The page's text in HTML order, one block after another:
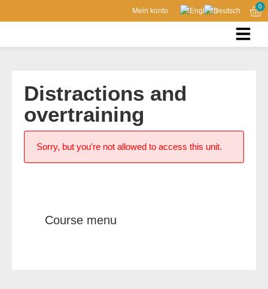
Mein konto
0
Distractions and
overtraining
Sorry, but you're not allowed to access this unit.
Course menu